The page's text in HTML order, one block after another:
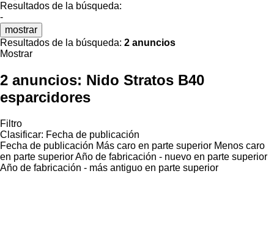
Resultados de la búsqueda:
-
mostrar
Resultados de la búsqueda: 2 anuncios
Mostrar
2 anuncios: Nido Stratos B40
esparcidores
Filtro
Clasificar: Fecha de publicación
Fecha de publicación Más caro en parte superior Menos caro
en parte superiorAño de fabricación - nuevo en parte superior
Año de fabricación - más antiguo en parte superior